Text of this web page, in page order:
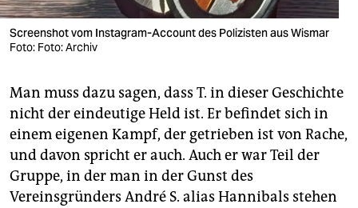
Screenshot vom Instagram-Account des Polizisten aus Wismar
Foto: Foto: Archiv
Man muss dazu sagen, dass T. in dieser Geschichte
nicht der eindeutige Held ist. Er befindet sich in
einem eigenen Kampf, der getrieben ist von Rache,
und davon spricht er auch. Auch er war Teil der
Gruppe, in der man in der Gunst des
Vereinsgründers André S. alias Hannibals stehen